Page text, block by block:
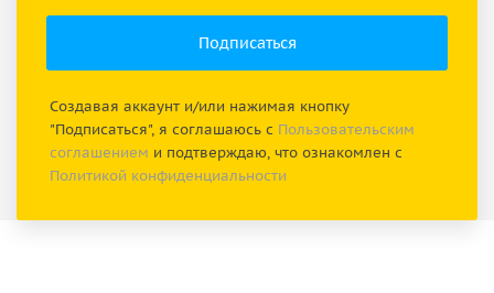
Создавая аккаунт и/или нажимая кнопку
"Подписаться", я соглашаюсь с Пользовательским
соглашением и подтверждаю, что ознакомлен с
Политикой конфиденциальности